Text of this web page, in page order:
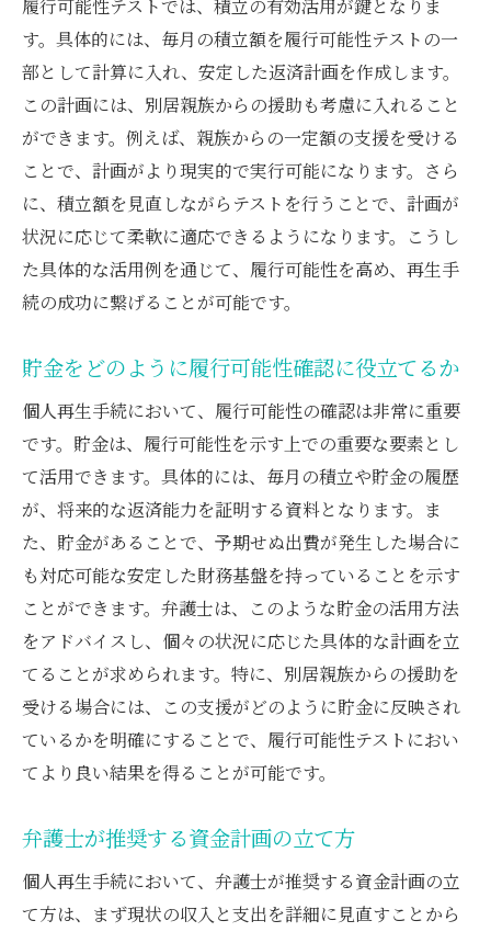
履行可能性テストでは、積立の有効活用が鍵となりま
す。具体的には、毎月の積立額を履行可能性テストの一
部として計算に入れ、安定した返済計画を作成します。
この計画には、別居親族からの援助も考慮に入れること
ができます。例えば、親族からの一定額の支援を受ける
ことで、計画がより現実的で実行可能になります。さら
に、積立額を見直しながらテストを行うことで、計画が
状況に応じて柔軟に適応できるようになります。こうし
た具体的な活用例を通じて、履行可能性を高め、再生手
続の成功に繋げることが可能です。
貯金をどのように履行可能性確認に役立てるか
個人再生手続において、履行可能性の確認は非常に重要
です。貯金は、履行可能性を示す上での重要な要素とし
て活用できます。具体的には、毎月の積立や貯金の履歴
が、将来的な返済能力を証明する資料となります。ま
た、貯金があることで、予期せぬ出費が発生した場合に
も対応可能な安定した財務基盤を持っていることを示す
ことができます。弁護士は、このような貯金の活用方法
をアドバイスし、個々の状況に応じた具体的な計画を立
てることが求められます。特に、別居親族からの援助を
受ける場合には、この支援がどのように貯金に反映され
ているかを明確にすることで、履行可能性テストにおい
てより良い結果を得ることが可能です。
弁護士が推奨する資金計画の立て方
個人再生手続において、弁護士が推奨する資金計画の立
て方は、まず現状の収入と支出を詳細に見直すことから